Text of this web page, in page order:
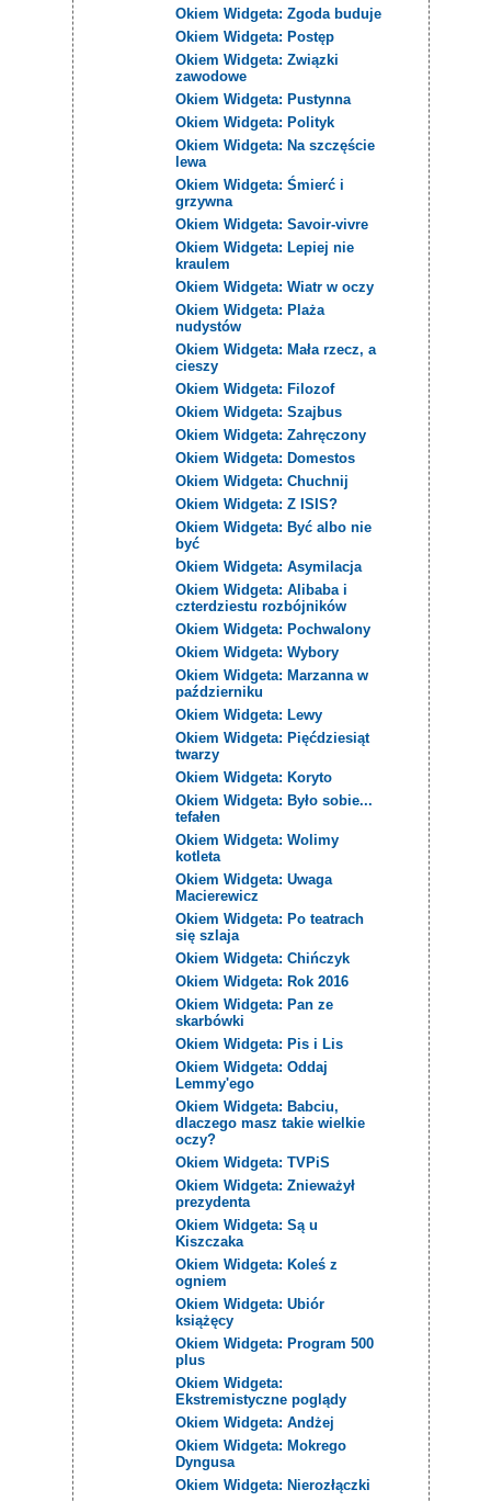
Okiem Widgeta: Zgoda buduje
Okiem Widgeta: Postęp
Okiem Widgeta: Związki
zawodowe
Okiem Widgeta: Pustynna
Okiem Widgeta: Polityk
Okiem Widgeta: Na szczęście
lewa
Okiem Widgeta: Śmierć i
grzywna
Okiem Widgeta: Savoir-vivre
Okiem Widgeta: Lepiej nie
kraulem
Okiem Widgeta: Wiatr w oczy
Okiem Widgeta: Plaża
nudystów
Okiem Widgeta: Mała rzecz, a
cieszy
Okiem Widgeta: Filozof
Okiem Widgeta: Szajbus
Okiem Widgeta: Zahręczony
Okiem Widgeta: Domestos
Okiem Widgeta: Chuchnij
Okiem Widgeta: Z ISIS?
Okiem Widgeta: Być albo nie
być
Okiem Widgeta: Asymilacja
Okiem Widgeta: Alibaba i
czterdziestu rozbójników
Okiem Widgeta: Pochwalony
Okiem Widgeta: Wybory
Okiem Widgeta: Marzanna w
październiku
Okiem Widgeta: Lewy
Okiem Widgeta: Pięćdziesiąt
twarzy
Okiem Widgeta: Koryto
Okiem Widgeta: Było sobie...
tefałen
Okiem Widgeta: Wolimy
kotleta
Okiem Widgeta: Uwaga
Macierewicz
Okiem Widgeta: Po teatrach
się szlaja
Okiem Widgeta: Chińczyk
Okiem Widgeta: Rok 2016
Okiem Widgeta: Pan ze
skarbówki
Okiem Widgeta: Pis i Lis
Okiem Widgeta: Oddaj
Lemmy'ego
Okiem Widgeta: Babciu,
dlaczego masz takie wielkie
oczy?
Okiem Widgeta: TVPiS
Okiem Widgeta: Znieważył
prezydenta
Okiem Widgeta: Są u
Kiszczaka
Okiem Widgeta: Koleś z
ogniem
Okiem Widgeta: Ubiór
książęcy
Okiem Widgeta: Program 500
plus
Okiem Widgeta:
Ekstremistyczne poglądy
Okiem Widgeta: Andżej
Okiem Widgeta: Mokrego
Dyngusa
Okiem Widgeta: Nierozłączki